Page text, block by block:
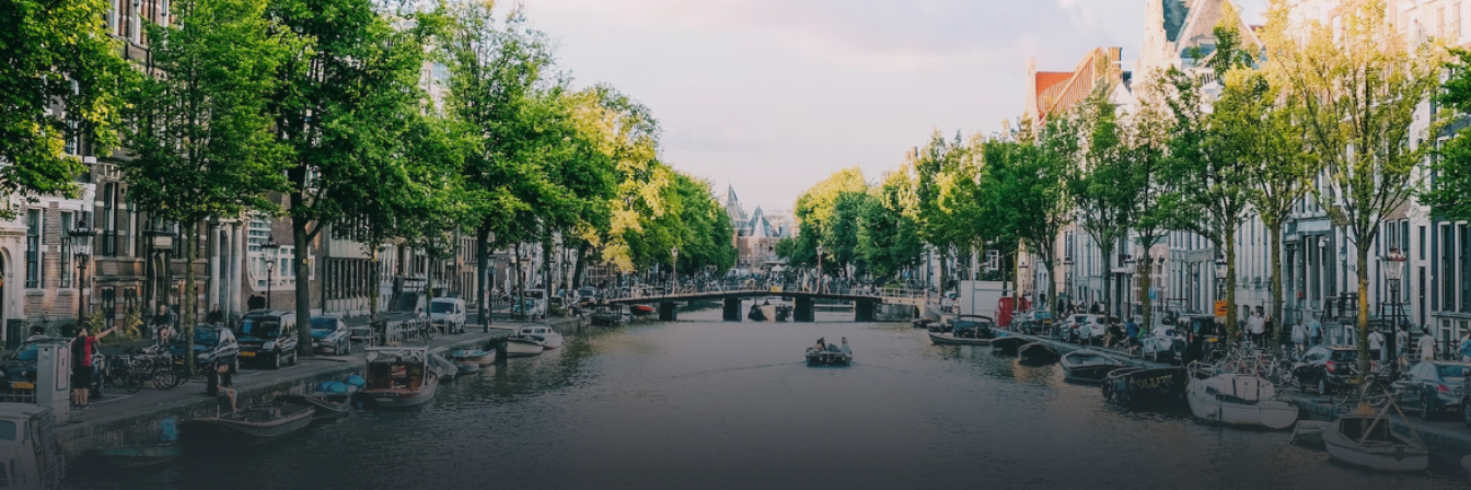
woonkamer met open keuken,
samen goed voor 44 m² aan
leefruimte. De lichte woonkamer
biedt genoeg ruimte voor een
gezellige zithoek én een stijlvolle
eethoek. De keuken is van alle
gemakken voorzien, perfect voor het
bereiden van heerlijke maaltijden.
Vanuit de woonkamer stap je zo het
balkon op, waar je kunt genieten
van een prachtig uitzicht en een
moment van rust. De woning
beschikt over twee comfortabele
slaapkamers van respectievelijk 12,1
m² en 8 m². Beide kamers bieden tal
van mogelijkheden, zoals een fijne
werkplek, een logeerkamer of een
persoonlijke slaapkamer. De
woonkamer met open keuken,
samen goed voor 44 m² aan
leefruimte. De lichte woonkamer
biedt genoeg ruimte voor een
gezellige zithoek én een stijlvolle
eethoek. De keuken is van alle
gemakken voorzien, perfect voor het
bereiden van heerlijke maaltijden.
Vanuit de woonkamer stap je zo het
balkon op, waar je kunt genieten
van een prachtig uitzicht en een
moment van rust. De woning
beschikt over twee comfortabele
slaapkamers van respectievelijk 12,1
m² en 8 m². Beide kamers bieden tal
van mogelijkheden, zoals een fijne
werkplek, een logeerkamer of een
storage and secure bicycle parking
with an elegant lobby with an
elevator and green communal
spaces.The building incorporates
solar panels to generate energy
supply. The windows have solar
control glazing, and the apartments
have climate control driven by a
thermal energy storage system.
Underfloor heating and cooling
environment. The atriums' seasonal
solar panels to generate energy
supply. The windows have solar
control glazing, and the apartments
have climate control driven by a
thermal energy storage system.
Underfloor heating and cooling
contribute to a healthy indoor
environment. The atriums' seasonal
green walls provide natural summer
cooling, improved air quality and
acoustics, and are specially
designed to attract native birds and
butterflies.The bright residence
features an efficient and functional
open floor plan, a unique custom
kitchen, a bathroom and fitted
wardrobes. High-grade finishes